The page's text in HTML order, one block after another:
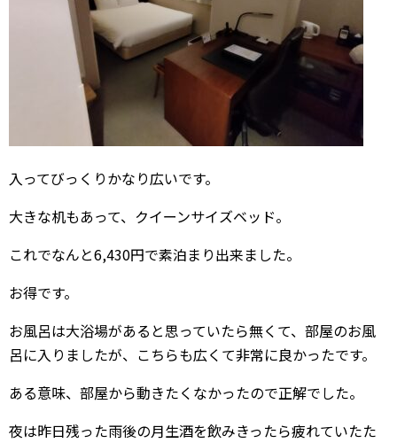
入ってびっくりかなり広いです。
大きな机もあって、クイーンサイズベッド。
これでなんと6,430円で素泊まり出来ました。
お得です。
お風呂は大浴場があると思っていたら無くて、部屋のお風
呂に入りましたが、こちらも広くて非常に良かったです。
ある意味、部屋から動きたくなかったので正解でした。
夜は昨日残った雨後の月生酒を飲みきったら疲れていたた